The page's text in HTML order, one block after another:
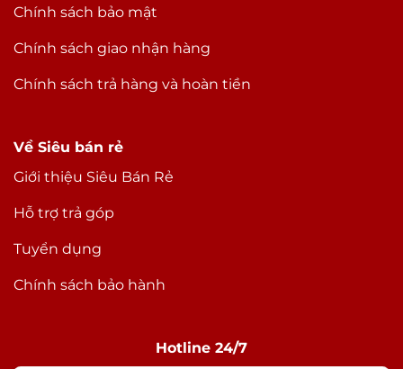
Chính sách bảo mật
Chính sách giao nhận hàng
Chính sách trả hàng và hoàn tiền
Về Siêu bán rẻ
Giới thiệu Siêu Bán Rẻ
Hỗ trợ trả góp
Tuyển dụng
Chính sách bảo hành
Hotline 24/7